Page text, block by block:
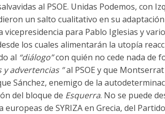
al PSOE. Unidas Podemos, con
un salto cualitativo en su
vicepresidencia para Pablo Iglesias y
los cuales alimentarán la utopía
al “diálogo”con quién no cede nada de
y advertencias ”al PSOE y que
Sánchez, enemigo de la
del bloque de Esquerra. No se puede
europeas de SYRIZA en Grecia, del